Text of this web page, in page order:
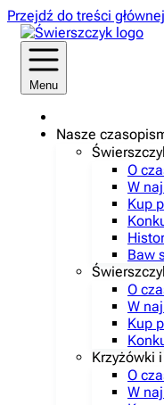
Przejdź do treści głównej
Menu
Nasze
O
W
Kup
Baw
O
W
Kup
Krzyżówki i
O
W